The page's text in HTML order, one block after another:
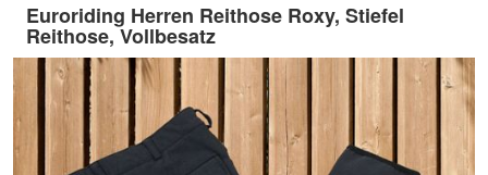
Euroriding Herren Reithose Roxy, Stiefel
Reithose, Vollbesatz